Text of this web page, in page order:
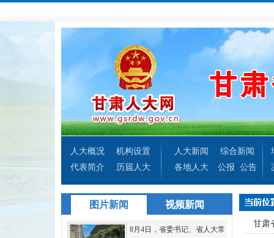
人大概况
机构设置
代表简介
历届人大
人大新闻
综合新闻
各地人大
公报 公告
图片新闻 视频新闻
8月4日，省委书记、省人大常
甘肃